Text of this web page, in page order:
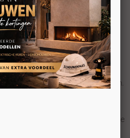
| 810m3
35kW | 810m3
minimalistische,
wel met een opvallend design.
past hij in elke omgeving en in
achter of boven of in
uitlaat. Gecoate stalen
verkrijgbaar in 4 verschillende